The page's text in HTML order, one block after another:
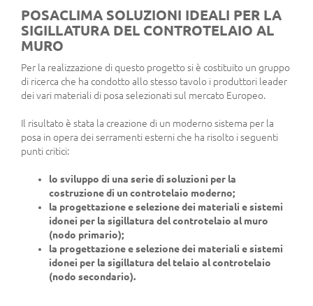
POSACLIMA SOLUZIONI IDEALI PER LA
SIGILLATURA DEL CONTROTELAIO AL
MURO
Per la realizzazione di questo progetto si è costituito un gruppo
di ricerca che ha condotto allo stesso tavolo i produttori leader
dei vari materiali di posa selezionati sul mercato Europeo.
Il risultato è stata la creazione di un moderno sistema per la
posa in opera dei serramenti esterni che ha risolto i seguenti
punti critici:
lo sviluppo di una serie di soluzioni per la
costruzione di un controtelaio moderno;
la progettazione e selezione dei materiali e sistemi
idonei per la sigillatura del controtelaio al muro
(nodo primario);
la progettazione e selezione dei materiali e sistemi
idonei per la sigillatura del telaio al controtelaio
(nodo secondario).